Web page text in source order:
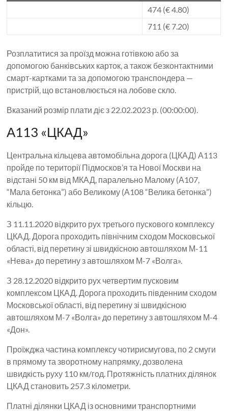
474 (€ 4.80)
711 (€ 7.20)
Розплатитися за проїзд можна готівкою або за
допомогою банківських карток, а також безконтактними
смарт-картками та за допомогою транспондера —
пристрій, що встановлюється на лобове скло.
Вказаний розмір плати діє з 22.02.2023 р. (00:00:00).
А113 «ЦКАД»
Центральна кільцева автомобільна дорога (ЦКАД) А113
пройде по території Підмосков’я та Нової Москви на
відстані 50 км від МКАД, паралельно Малому (А107,
“Мала бетонка”) або Великому (А108 “Велика бетонка”)
кільцю.
З 11.11.2020 відкрито рух третього пускового комплексу
ЦКАД. Дорога проходить північним сходом Московської
області, від перетину зі швидкісною автошляхом М-11
«Нева» до перетину з автошляхом М-7 «Волга».
З 28.12.2020 відкрито рух четвертим пусковим
комплексом ЦКАД. Дорога проходить південним сходом
Московської області, від перетину зі швидкісною
автошляхом М-7 «Волга» до перетину з автошляхом М-4
«Дон».
Проїжджа частина комплексу чотирисмугова, по 2 смуги
в прямому та зворотному напрямку, дозволена
швидкість руху 110 км/год. Протяжність платних ділянок
ЦКАД становить 257.3 кілометри.
Платні ділянки ЦКАД із основними транспортними